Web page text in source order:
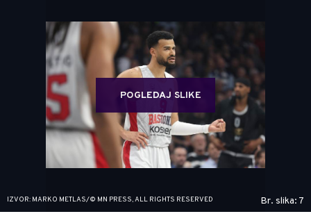
POGLEDAJ SLIKE
IZVOR: MARKO METLAS/© MN PRESS, ALL RIGHTS RESERVED Br. slika: 7